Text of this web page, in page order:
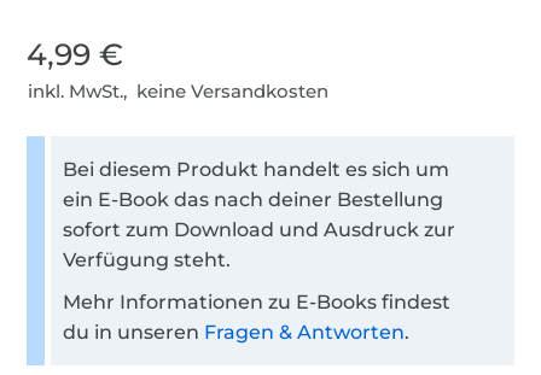
4,99 €
inkl. MwSt., keine Versandkosten
Bei diesem Produkt handelt es sich um
ein E-Book das nach deiner Bestellung
sofort zum Download und Ausdruck zur
Verfügung steht.
Mehr Informationen zu E-Books findest
du in unseren Fragen & Antworten.